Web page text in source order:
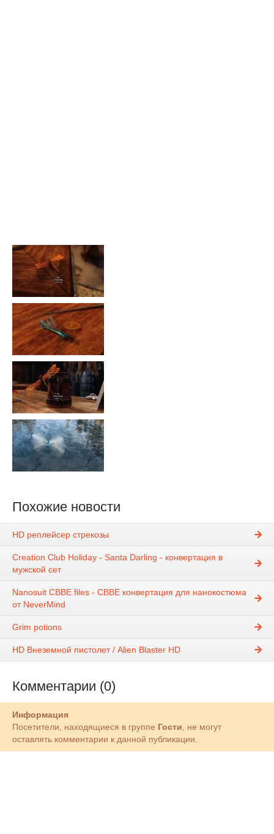
Похожие новости
HD реплейсер стрекозы
Creation Club Holiday - Santa Darling - конвертация в
мужской сет
Nanosuit CBBE files - CBBE конвертация для нанокостюма
от NeverMind
Grim potions
HD Внеземной пистолет / Alien Blaster HD
Комментарии (0)
Информация
Посетители, находящиеся в группе Гости, не могут
оставлять комментарии к данной публикации.